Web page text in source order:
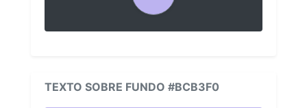
TEXTO SOBRE FUNDO #BCB3F0